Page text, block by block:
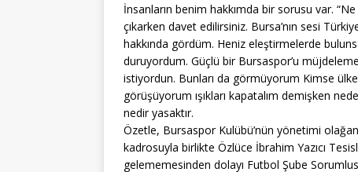
İnsanların benim hakkımda bir sorusu var. “Ne
çıkarken davet edilirsiniz. Bursa’nın sesi
hakkında gördüm. Heniz eleştirmelerde
duruyordum. Güçlü bir Bursaspor’u
istiyordun. Bunları da görmüyorum Kimse ülke
görüşüyorum ışıkları kapatalım demişken
nedir yasaktır.
Özetle, Bursaspor Kulübü’nün yönetimi
kadrosuyla birlikte Özlüce İbrahim Yazıcı
gelememesinden dolayı Futbol Şube